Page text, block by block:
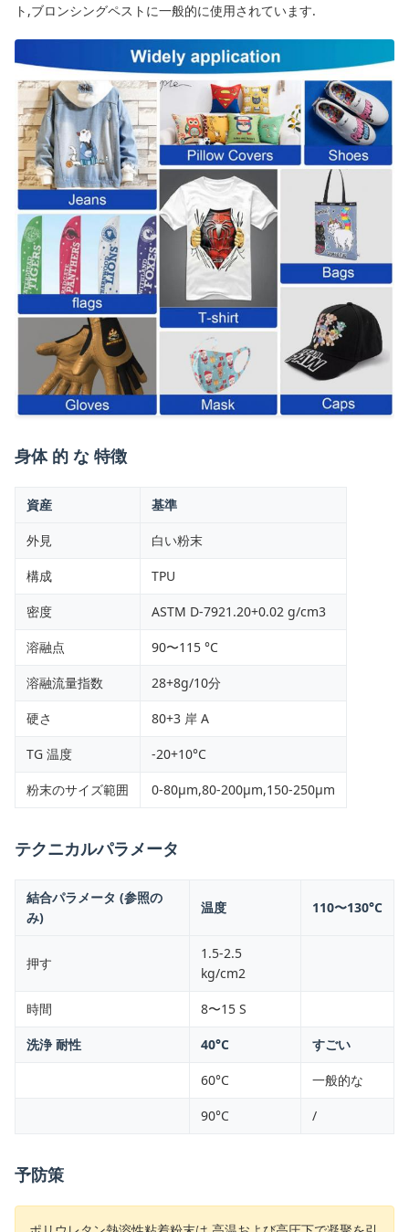
ト,ブロンシングペストに一般的に使用されています.
身体 的 な 特徴
資産 基準
外見 白い粉末
構成 TPU
密度 ASTM D-7921.20+0.02 g/cm3
溶融点 90〜115 °C
溶融流量指数 28+8g/10分
硬さ 80+3 岸 A
TG 温度 -20+10°C
粉末のサイズ範囲 0-80μm,80-200μm,150-250μm
テクニカルパラメータ
結合パラメータ (参照の
み)
温度 110〜130°C
押す
1.5-2.5
kg/cm2
時間 8〜15 S
洗浄 耐性 40°C すごい
60°C 一般的な
90°C /
予防策